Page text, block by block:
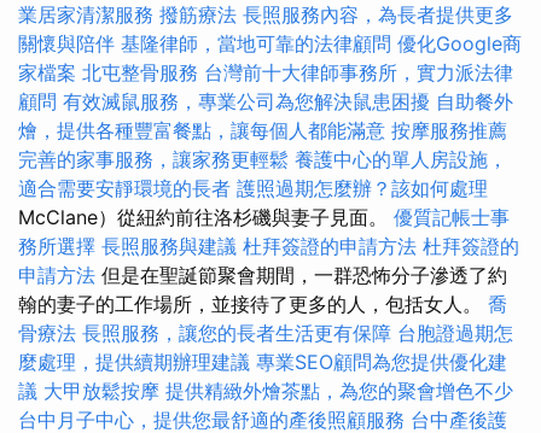
業居家清潔服務 撥筋療法 長照服務內容，為長者提供更多
關懷與陪伴 基隆律師，當地可靠的法律顧問 優化Google商
家檔案 北屯整骨服務 台灣前十大律師事務所，實力派法律
顧問 有效滅鼠服務，專業公司為您解決鼠患困擾 自助餐外
燴，提供各種豐富餐點，讓每個人都能滿意 按摩服務推薦
完善的家事服務，讓家務更輕鬆 養護中心的單人房設施，
適合需要安靜環境的長者 護照過期怎麼辦？該如何處理
McClane）從紐約前往洛杉磯與妻子見面。 優質記帳士事
務所選擇 長照服務與建議 杜拜簽證的申請方法 杜拜簽證的
申請方法 但是在聖誕節聚會期間，一群恐怖分子滲透了約
翰的妻子的工作場所，並接待了更多的人，包括女人。 喬
骨療法 長照服務，讓您的長者生活更有保障 台胞證過期怎
麼處理，提供續期辦理建議 專業SEO顧問為您提供優化建
議 大甲放鬆按摩 提供精緻外燴茶點，為您的聚會增色不少
台中月子中心，提供您最舒適的產後照顧服務 台中產後護